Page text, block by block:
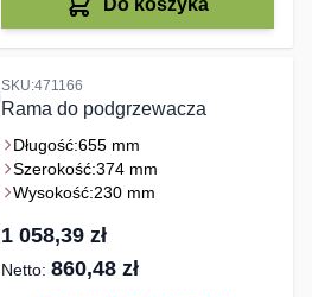
Do koszyka
SKU:471166
Rama do podgrzewacza
Długość:655 mm
Szerokość:374 mm
Wysokość:230 mm
1 058,39 zł
860,48 zł